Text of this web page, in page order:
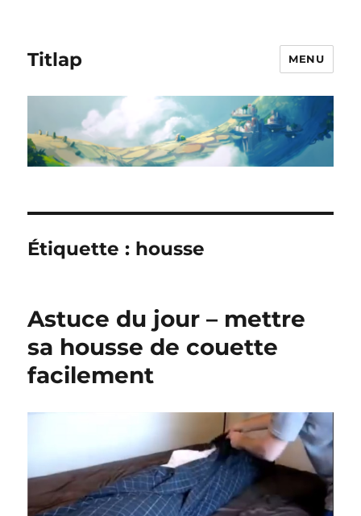
Titlap MENU
Étiquette : housse
Astuce du jour – mettre
sa housse de couette
facilement